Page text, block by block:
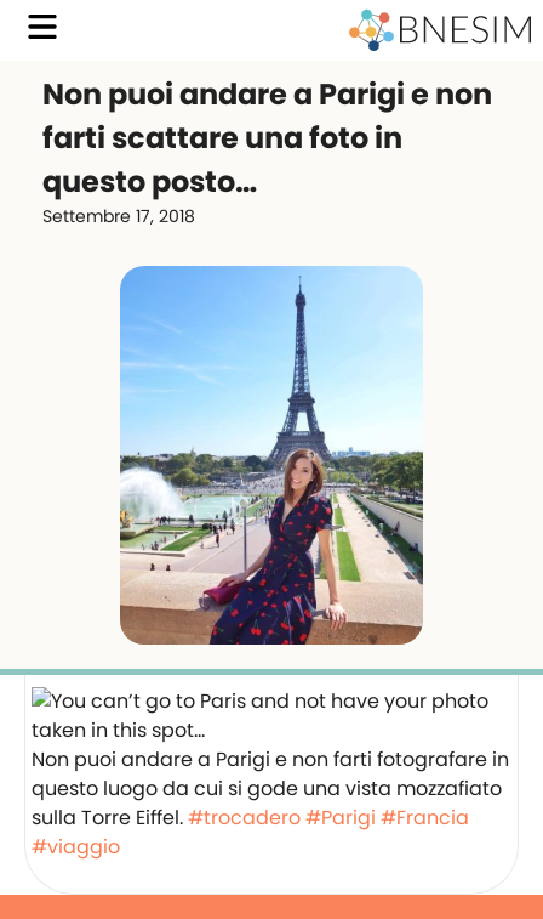
Non puoi andare a Parigi e non
farti scattare una foto in
questo posto…
Settembre 17, 2018
Non puoi andare a Parigi e non farti fotografare in
questo luogo da cui si gode una vista mozzafiato
sulla Torre Eiffel.#trocadero#Parigi #Francia
#viaggio